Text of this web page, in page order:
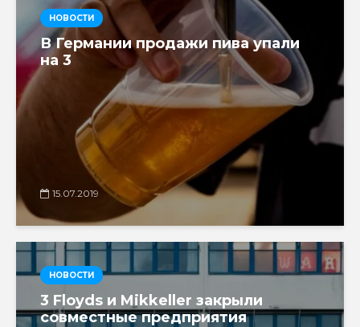
НОВОСТИ
В Германии продажи пива упали
на 3
15.07.2019
НОВОСТИ
3 Floyds и Mikkeller закрыли
совместные предприятия